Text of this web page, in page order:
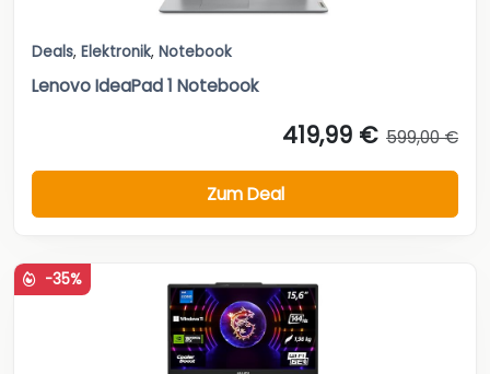
Deals, Elektronik, Notebook
Lenovo IdeaPad 1 Notebook
419,99 € 599,00 €
Zum Deal
-35%